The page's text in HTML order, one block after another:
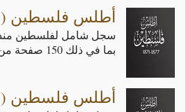
أطلس فلسطين (1871-1877)
‬بما‭ ‬في‭ ‬ذلك‭ ‬150‭ ‬صفحة‭ ‬من‭ ‬ا
أطلس فلسطين (1871-1877)